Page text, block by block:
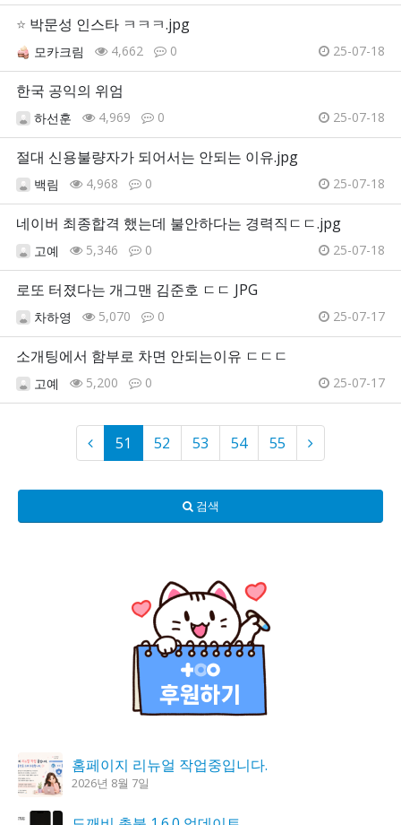
⭐ 박문성 인스타 ㅋㅋㅋ.jpg
모카크림 4,662 0 25-07-18
한국 공익의 위엄
하선훈 4,969 0 25-07-18
절대 신용불량자가 되어서는 안되는 이유.jpg
백림 4,968 0 25-07-18
네이버 최종합격 했는데 불안하다는 경력직ㄷㄷ.jpg
고예 5,346 0 25-07-18
로또 터졌다는 개그맨 김준호 ㄷㄷ JPG
차하영 5,070 0 25-07-17
소개팅에서 함부로 차면 안되는이유 ㄷㄷㄷ
고예 5,200 0 25-07-17
51 52 53 54 55
검색
홈페이지 리뉴얼 작업중입니다.
2026년 8월 7일